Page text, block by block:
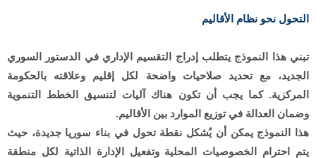
التحول نحو نظام الأقاليم
تبني هذا النموذج يتطلب إدراج التقسيم الإداري في الدستور السوري
الجديد، مع تحديد صلاحيات واضحة لكل إقليم وعلاقته بالحكومة
المركزية. كما يجب أن تكون هناك آليات لتنسيق الخطط التنموية
وضمان العدالة في توزيع الموارد بين الأقاليم.
هذا النموذج يمكن أن يُشكل نقطة تحول في بناء سوريا جديدة، حيث
يتم احترام الخصوصيات المحلية وتفعيل الإدارة الذاتية لكل منطقة